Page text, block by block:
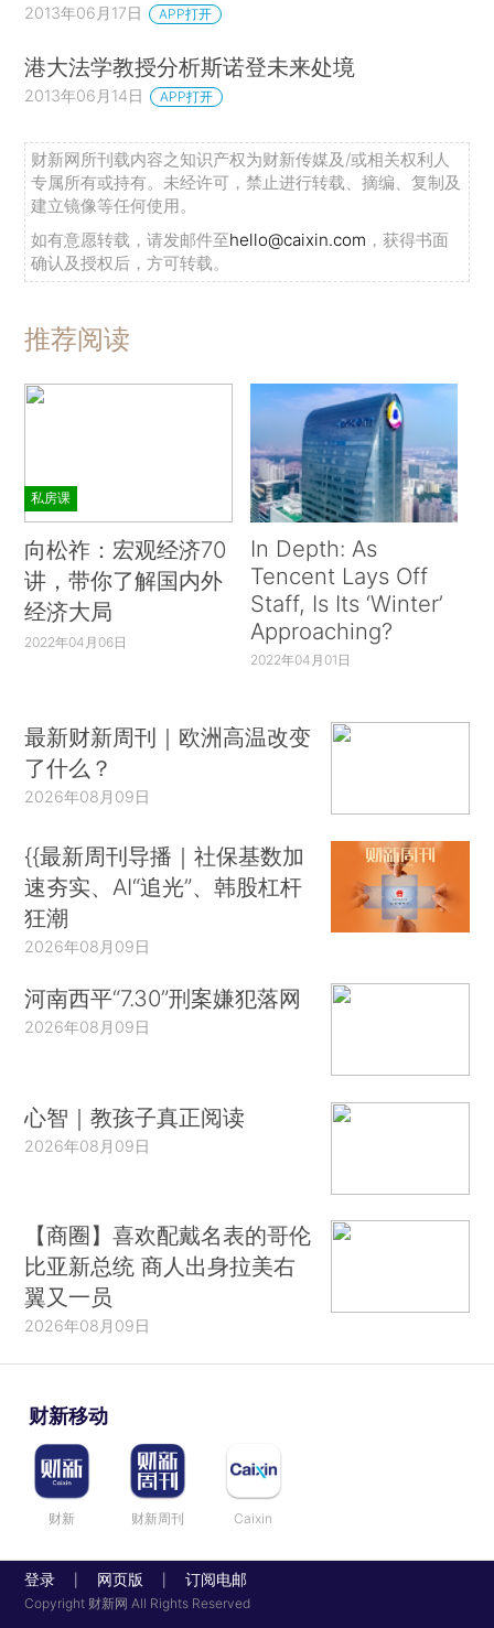
2013年06月17日 APP打开
港大法学教授分析斯诺登未来处境
2013年06月14日 APP打开
财新网所刊载内容之知识产权为财新传媒及/或相关权利人
专属所有或持有。未经许可，禁止进行转载、摘编、复制及
建立镜像等任何使用。
如有意愿转载，请发邮件至hello@caixin.com ，获得书面
确认及授权后，方可转载。
推荐阅读
私房课
向松祚：宏观经济70
讲，带你了解国内外
经济大局
2022年04月06日
In Depth: As
Tencent Lays Off
Staff, Is Its ‘Winter’
Approaching?
2022年04月01日
最新财新周刊｜欧洲高温改变
了什么？
2026年08月09日
{{最新周刊导播｜社保基数加
速夯实、AI“追光”、韩股杠杆
狂潮
2026年08月09日
河南西平“7.30”刑案嫌犯落网
2026年08月09日
心智｜教孩子真正阅读
2026年08月09日
【商圈】喜欢配戴名表的哥伦
比亚新总统 商人出身拉美右
翼又一员
2026年08月09日
财新移动
财新 财新周刊 Caixin
登录 网页版 订阅电邮
Copyright 财新网 All Rights Reserved